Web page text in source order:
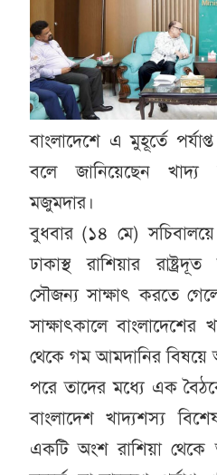
বাংলাদেশে এ মুহূর্তে
বলে জানিয়েছেন
মজুমদার।
বুধবার (১৪ মে)
ঢাকাস্থ রাশিয়ার
সৌজন্য সাক্ষাৎ করতে
সাক্ষাৎকালে বাংলাদেশের
থেকে গম আমদানির
পরে তাদের মধ্যে এক
বাংলাদেশ খাদ্যশস্য
একটি অংশ রাশিয়া